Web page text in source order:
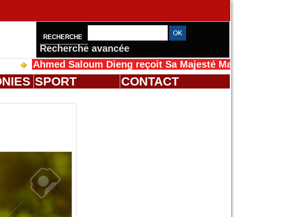
RECHERCHE
Recherche avancée
Saloum Dieng reçoit Sa Majesté Mansah Cissé au
SPORT CONTACT